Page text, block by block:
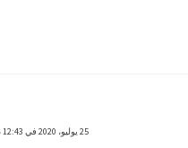
25 يوليو، 2020 في 12:43 م